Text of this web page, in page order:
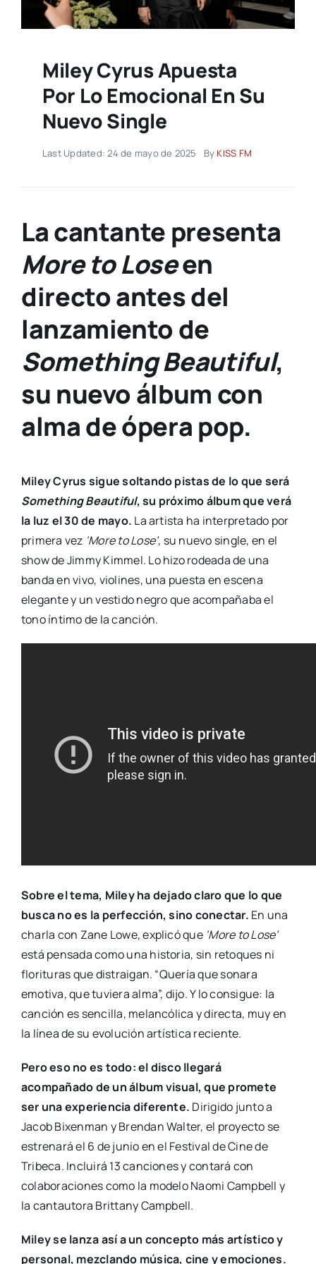
Miley Cyrus Apuesta
Por Lo Emocional En Su
Nuevo Single
Last Updated: 24 de mayo de 2025 By KISS FM
La cantante presenta
More to Loseen
directo antes del
lanzamiento de
Something Beautiful,
su nuevo álbum con
alma de ópera pop.
Miley Cyrus sigue soltando pistas de lo que será
Something Beautiful, su próximo álbum que verá
la luz el 30 de mayo. La artista ha interpretado por
primera vez ‘More to Lose’, su nuevo single, en el
show de Jimmy Kimmel. Lo hizo rodeada de una
banda en vivo, violines, una puesta en escena
elegante y un vestido negro que acompañaba el
tono íntimo de la canción.
Sobre el tema, Miley ha dejado claro que lo que
busca no es la perfección, sino conectar. En una
charla con Zane Lowe, explicó que ‘More to Lose’
está pensada como una historia, sin retoques ni
florituras que distraigan. “Quería que sonara
emotiva, que tuviera alma”, dijo. Y lo consigue: la
canción es sencilla, melancólica y directa, muy en
la línea de su evolución artística reciente.
Pero eso no es todo: el disco llegará
acompañado de un álbum visual, que promete
ser una experiencia diferente. Dirigido junto a
Jacob Bixenman y Brendan Walter, el proyecto se
estrenará el 6 de junio en el Festival de Cine de
Tribeca. Incluirá 13 canciones y contará con
colaboraciones como la modelo Naomi Campbell y
la cantautora Brittany Campbell.
Miley se lanza así a un concepto más artístico y
personal, mezclando música, cine y emociones.